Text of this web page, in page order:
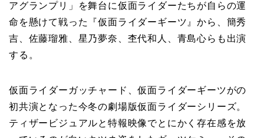
アグランプリ」を舞台に仮面ライダーたちが自らの運
命を懸けて戦った『仮面ライダーギーツ』から、簡秀
吉、佐藤瑠雅、星乃夢奈、杢代和人、青島心らも出演
する。
仮面ライダーガッチャード、仮面ライダーギーツがの
初共演となった今冬の劇場版仮面ライダーシリーズ。
ティザービジュアルと特報映像でとにかく存在感を放